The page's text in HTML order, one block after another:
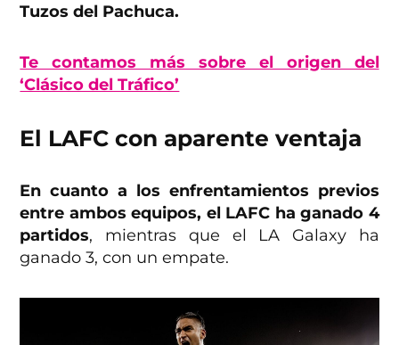
Tuzos del Pachuca.
Te contamos más sobre el origen del
‘Clásico del Tráfico’
El LAFC con aparente ventaja
En cuanto a los enfrentamientos previos
entre ambos equipos, el LAFC ha ganado 4
partidos, mientras que el LA Galaxy ha
ganado 3, con un empate.